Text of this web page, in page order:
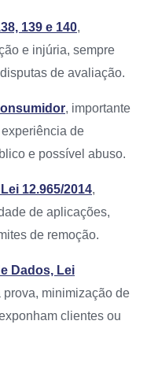
139 e 140,
e injúria, sempre
de avaliação.
, importante
de
e possível abuso.
12.965/2014,
de aplicações,
de remoção.
Dados, Lei
prova, minimização de
clientes ou